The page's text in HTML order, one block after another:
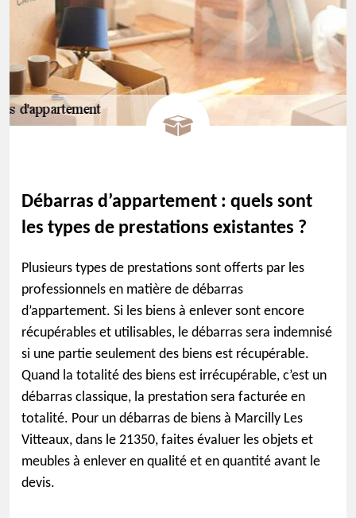
Débarras d’appartement : quels sont
les types de prestations existantes ?
Plusieurs types de prestations sont offerts par les
professionnels en matière de débarras
d’appartement. Si les biens à enlever sont encore
récupérables et utilisables, le débarras sera indemnisé
si une partie seulement des biens est récupérable.
Quand la totalité des biens est irrécupérable, c’est un
débarras classique, la prestation sera facturée en
totalité. Pour un débarras de biens à Marcilly Les
Vitteaux, dans le 21350, faites évaluer les objets et
meubles à enlever en qualité et en quantité avant le
devis.